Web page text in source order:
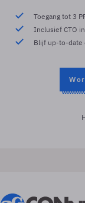
Toegang tot 3
Inclusief CTO
Blijf up-to-date